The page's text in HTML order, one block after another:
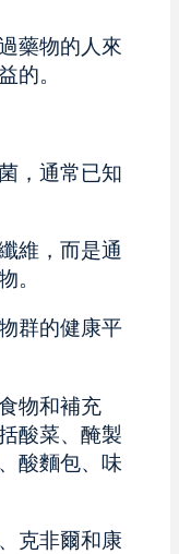
藥物的人來
的。
，通常已知
維，而是通
。
群的健康平
物和補充
酸菜、醃製
酸麵包、味
克非爾和康